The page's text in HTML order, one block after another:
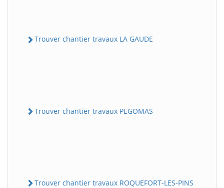
Trouver chantier travaux LA GAUDE
Trouver chantier travaux PEGOMAS
Trouver chantier travaux ROQUEFORT-LES-PINS